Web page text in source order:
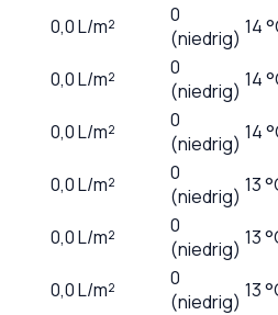
0,0L/m²
0
(niedrig) 14
0,0L/m²
0
(niedrig) 14
0,0L/m²
0
(niedrig) 14
0,0L/m²
0
(niedrig) 13
0,0L/m²
0
(niedrig) 13
0,0L/m²
0
(niedrig) 13